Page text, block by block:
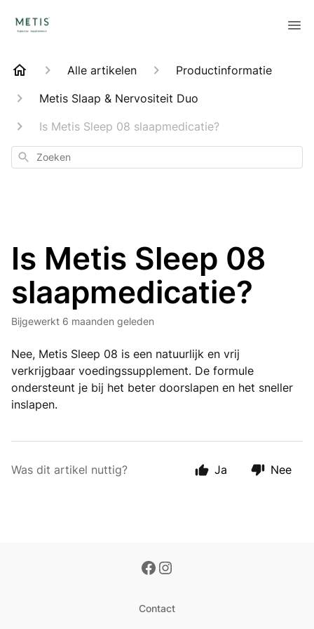
Alle artikelen
Productinformatie
Metis Slaap & Nervositeit Duo
Is Metis Sleep 08 slaapmedicatie?
Zoeken
Is Metis Sleep 08
slaapmedicatie?
Bijgewerkt 6 maanden geleden
Nee, Metis Sleep 08 is een natuurlijk en vrij
verkrijgbaar voedingssupplement. De formule
ondersteunt je bij het beter doorslapen en het sneller
inslapen.
Was dit artikel nuttig? Ja Nee
Contact